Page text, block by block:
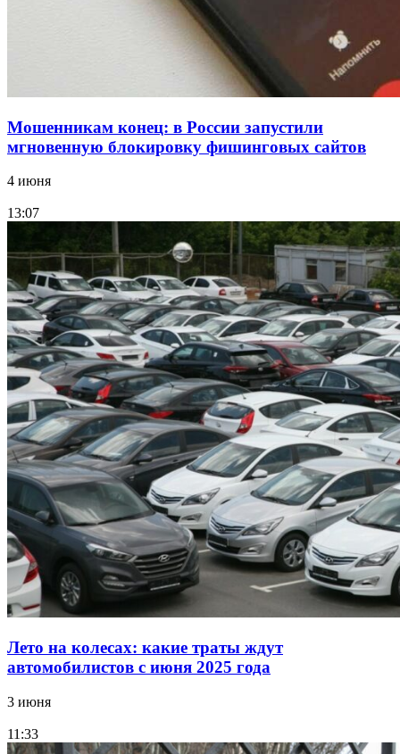
Мошенникам конец: в России запустили
мгновенную блокировку фишинговых сайтов
4 июня
13:07
Лето на колесах: какие траты ждут
автомобилистов с июня 2025 года
3 июня
11:33